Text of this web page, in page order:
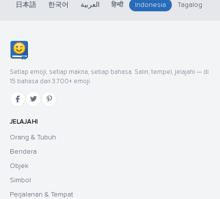
日本語
한국어 العربية हिन्दी Indonesia Tagalog
Setiap emoji, setiap makna, setiap bahasa. Salin, tempel, jelajahi — di
15 bahasa dan 3.700+ emoji.
JELAJAHI
Orang & Tubuh
Bendera
Objek
Simbol
Perjalanan & Tempat